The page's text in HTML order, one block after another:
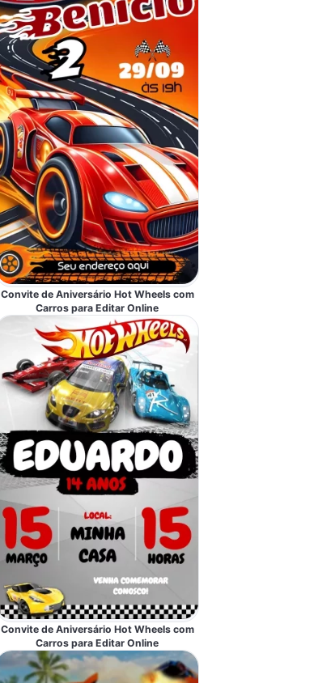
Convite de Aniversário Hot Wheels com
Carros para Editar Online
Convite de Aniversário Hot Wheels com
Carros para Editar Online